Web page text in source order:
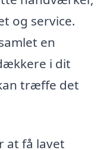
og service.
en
i dit
træffe det
at få lavet